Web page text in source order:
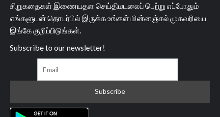
சிறுகதைகள் இணையதள செய்திமடலைப் பெற்று எப்போதும்
எங்களுடன் தொடர்பில் இருக்க உங்கள் மின்னஞ்சல் முகவரியை
இங்கே குறிப்பிடுங்கள்.
Subscribe to our newsletter!